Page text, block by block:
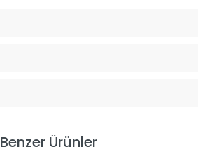
Benzer Ürünler